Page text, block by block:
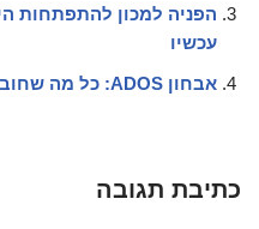
הפניה למכון להתפתחות
עכשיו
אבחון ADOS: כל מה שחובה לדעת לפני המבדק לילדכם
כתיבת תגובה